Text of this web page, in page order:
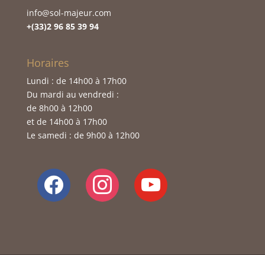
info@sol-majeur.com
+(33)2 96 85 39 94
Horaires
Lundi : de 14h00 à 17h00
Du mardi au vendredi :
de 8h00 à 12h00
et de 14h00 à 17h00
Le samedi : de 9h00 à 12h00
facebook instagram youtube